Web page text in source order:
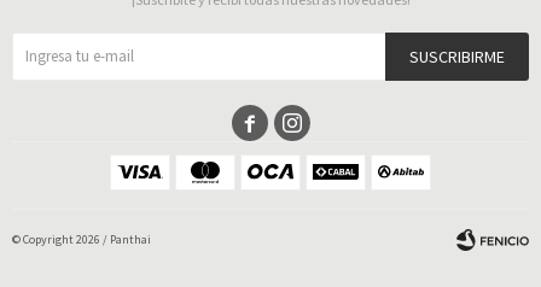
SUSCRIBIRME
 
© Copyright 2026 / Panthai